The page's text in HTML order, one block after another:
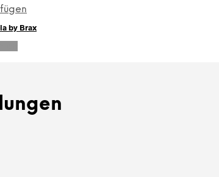
by Brax
Dieses
auf.
Die